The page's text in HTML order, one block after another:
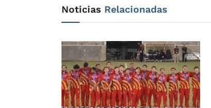
Noticias Relacionadas